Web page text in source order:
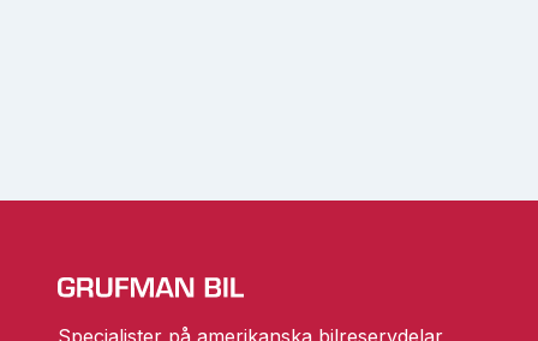
Specialister på amerikanska bilreservdelar